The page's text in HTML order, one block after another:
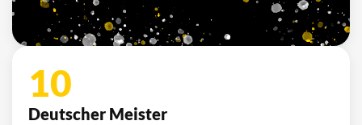
10
Deutscher Meister